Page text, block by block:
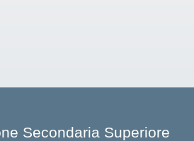
Secondaria Superiore